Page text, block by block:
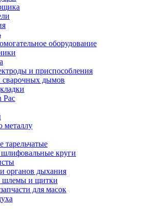
оборудование
и приспособления
дымов
Pac
металлу
тарельчатые
круги
органов дыхания
шлемы и щитки
для масок